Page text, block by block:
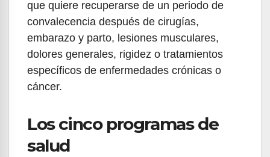
que quiere recuperarse de un periodo de
convalecencia después de cirugías,
embarazo y parto, lesiones musculares,
dolores generales, rigidez o tratamientos
específicos de enfermedades crónicas o
cáncer.
Los cinco programas de
salud